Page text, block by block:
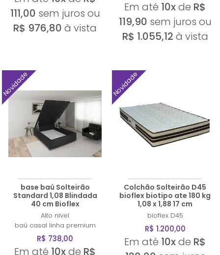
111,00 sem juros ou
R$ 976,80 à vista
Em até 10xde R$
119,90 sem juros ou
R$ 1.055,12 à vista
Novidade
base baú Solteirão
Standard 1,08 Blindada
40 cm Bioflex
Alto nivel
baú casal linha premium
R$ 738,00
Em até 10xde R$
Novidade
Colchão Solteirão D45
bioflex biotipo ate 180 kg
1,08 x 1,88 17 cm
bioflex D45
R$ 1.200,00
Em até 10xde R$